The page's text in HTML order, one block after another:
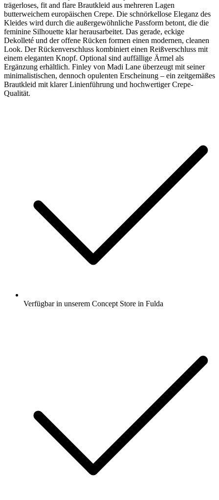
trägerloses, fit and flare Brautkleid aus mehreren Lagen
butterweichem europäischen Crepe. Die schnörkellose Eleganz des
Kleides wird durch die außergewöhnliche Passform betont, die die
feminine Silhouette klar herausarbeitet. Das gerade, eckige
Dekolleté und der offene Rücken formen einen modernen, cleanen
Look. Der Rückenverschluss kombiniert einen Reißverschluss mit
einem eleganten Knopf. Optional sind auffällige Ärmel als
Ergänzung erhältlich. Finley von Madi Lane überzeugt mit seiner
minimalistischen, dennoch opulenten Erscheinung – ein zeitgemäßes
Brautkleid mit klarer Linienführung und hochwertiger Crepe-
Qualität.
Verfügbar in unserem Concept Store in Fulda